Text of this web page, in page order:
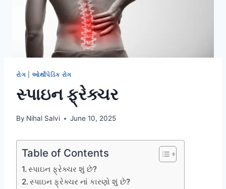
રોગ ઓર્થોપેડિક રોગ
સ્પાઇન ફ્રેક્ચર
By Nihal Salvi June 10, 2025
Table of Contents
સ્પાઇન ફ્રેક્ચર શું છે?
સ્પાઇન ફ્રેક્ચર નાં કારણો શું છે?